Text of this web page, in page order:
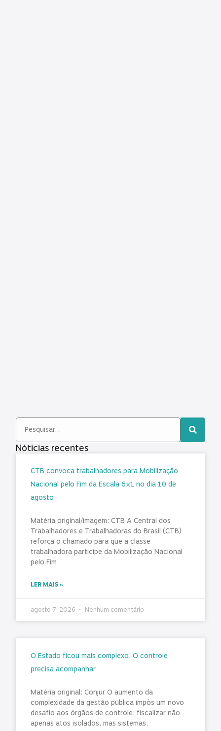
Nóticias recentes
CTB convoca trabalhadores para Mobilização
Nacional pelo Fim da Escala 6×1 no dia 10 de
agosto
Matéria original/imagem: CTB A Central dos
Trabalhadores e Trabalhadoras do Brasil (CTB)
reforça o chamado para que a classe
trabalhadora participe da Mobilização Nacional
pelo Fim
LER MAIS »
agosto 7, 2026 Nenhum comentário
O Estado ficou mais complexo. O controle
precisa acompanhar
Matéria original: Conjur O aumento da
complexidade da gestão pública impôs um novo
desafio aos órgãos de controle: fiscalizar não
apenas atos isolados, mas sistemas,